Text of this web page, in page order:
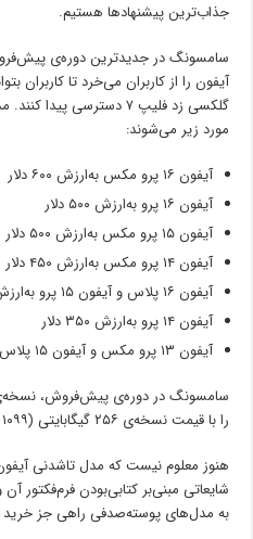
جذاب‌ترین پیشنهادها هستیم.
سامسونگ در جدیدترین دوره‌ی
آیفون را از کاربران می‌خرد تا کاربران
مورد زیر می‌شوند:
آیفون ۱۶ پرو مکس به‌ارزش ۶۰۰ دلار
آیفون ۱۶ پرو به‌ارزش ۵۰۰ دلار
آیفون ۱۵ پرو مکس به‌ارزش ۵۰۰ دلار
آیفون ۱۴ پرو مکس به‌ارزش ۴۵۰ دلار
آیفون ۱۶ پلاس و آیفون ۱۵ پرو به‌ارزش ۴۰۰ دلار
آیفون ۱۴ پرو به‌ارزش ۳۵۰ دلار
آیفون ۱۳ پرو مکس و آیفون ۱۵ پلاس به‌ارزش ۳۰۰ دلار
را با قیمت نسخه‌ی ۲۵۶ گیگابایتی (۱۰۹۹ دلار) می‌فروشد.
هنوز معلوم نیست که مدل تاشدنی
شایعاتی مبنی‌بر کتابی‌بودن فرم‌فکتور آن
به مدل‌های پوسته‌صدفی راهی جز خرید